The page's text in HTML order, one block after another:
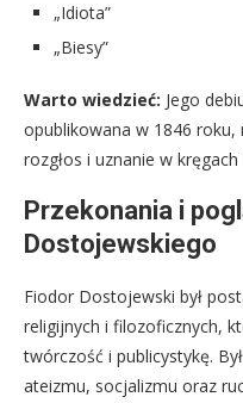
„Idiota”
„Biesy”
Warto wiedzieć: Jego
opublikowana w 1846 roku,
rozgłos i uznanie w kręgach
Przekonania i
Dostojewskiego
Fiodor Dostojewski był
religijnych i filozoficznych,
twórczość i publicystykę.
ateizmu, socjalizmu oraz